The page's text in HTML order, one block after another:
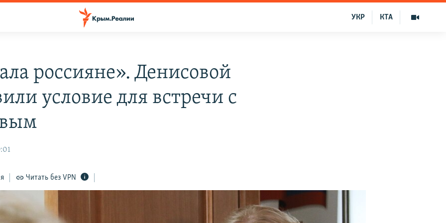
КТА
УКР
россияне». Денисовой
условие для встречи с
Читать без VPN